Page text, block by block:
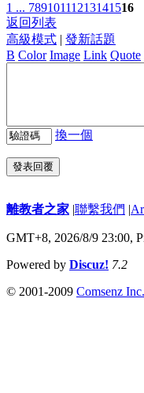
1 ... 78910111213141516
返回列表
高級模式 | 發新話題
B Color Image Link Quote
換一個
發表回覆
離教者之家 |聯繫我們 |
GMT+8, 2026/8/9 23:00,
Powered by Discuz! 7.2
© 2001-2009 Comsenz Inc.